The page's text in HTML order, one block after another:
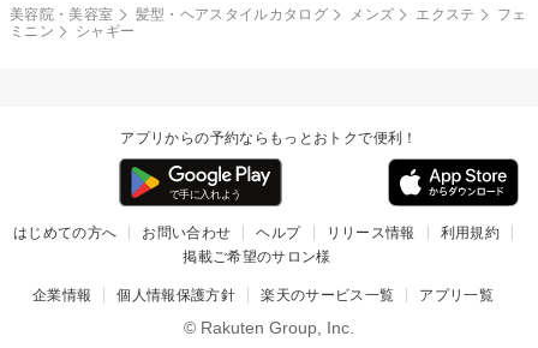
美容院・美容室 髪型・ヘアスタイルカタログ メンズ エクステ
フェ
ミニン
シャギー
アプリからの予約ならもっとおトクで便利！
はじめての方へ お問い合わせ ヘルプ リリース情報
利用規約
掲載ご希望のサロン様
企業情報 個人情報保護方針 楽天のサービス一覧 アプリ一覧
© Rakuten Group, Inc.